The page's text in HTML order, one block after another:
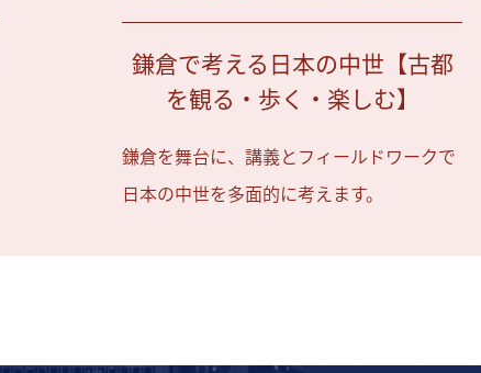
鎌倉で考える日本の中世【古都
を観る・歩く・楽しむ】
鎌倉を舞台に、講義とフィールドワークで
日本の中世を多面的に考えます。